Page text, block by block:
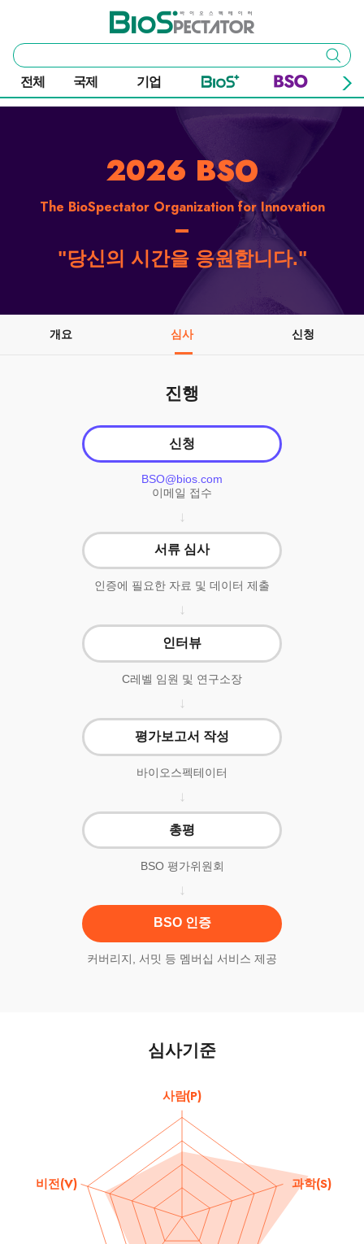
바이오스펙테이터
통
합
검
색
검색
전체 국제 기업
2026 BSO
The BioSpectator Organization for Innovation
"당신의 시간을 응원합니다."
개요 심사 신청
진행
신청
BSO@bios.com
이메일 접수
서류 심사
인증에 필요한 자료 및 데이터 제출
인터뷰
C레벨 임원 및 연구소장
평가보고서 작성
바이오스펙테이터
총평
BSO 평가위원회
BSO 인증
커버리지, 서밋 등 멤버십 서비스 제공
심사기준
사람(P)
과학(S)
비전(V)